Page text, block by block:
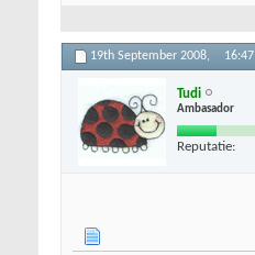
19th September 2008, 16:47
Tudi
Ambasador
Reputatie: